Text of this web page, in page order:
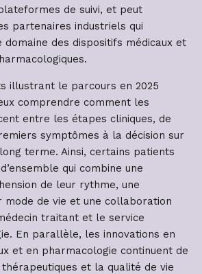
de suivi, et peut
partenaires industriels qui
des dispositifs médicaux et
illustrant le parcours en 2025
comprendre comment les
entre les étapes cliniques, de
symptômes à la décision sur
terme. Ainsi, certains patients
qui combine une
de leur rythme, une
mode de vie et une collaboration
traitant et le service
En parallèle, les innovations en
et en pharmacologie continuent de
et la qualité de vie